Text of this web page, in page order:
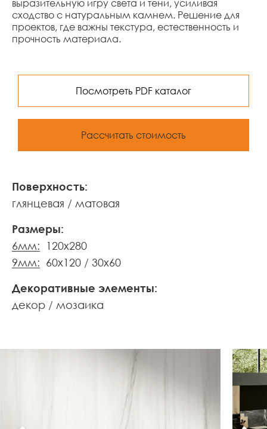
выразительную игру света и тени, усиливая
сходство с натуральным камнем. Решение для
проектов, где важны текстура, естественность и
прочность материала.
Посмотреть PDF каталог
Рассчитать стоимость
Поверхность:
глянцевая
матовая
Размеры:
6мм: 120x280
9мм: 60x120
30x60
Декоративные элементы:
декор
мозаика